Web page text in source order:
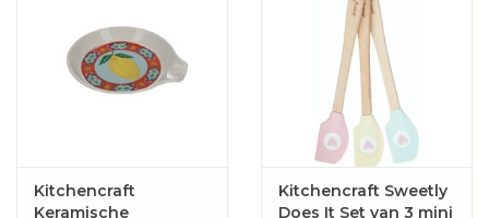
Kitchencraft
Keramische
Kitchencraft Sweetly
Does It Set van 3 mini